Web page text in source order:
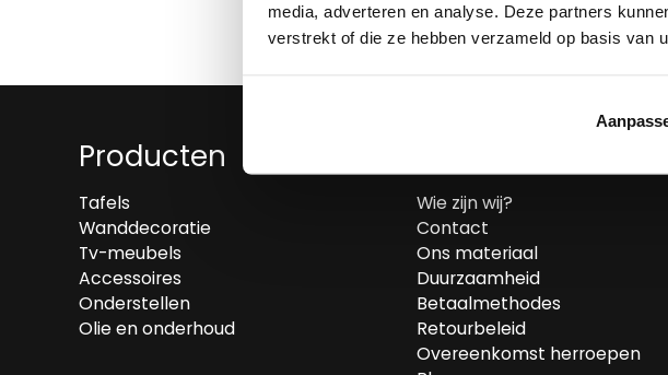
media, adverteren en analyse. Deze partners
verstrekt of die ze hebben verzameld op basis van
Producten
Tafels
Wanddecoratie
Tv-meubels
Accessoires
Onderstellen
Olie en onderhoud
Wie zijn wij?
Contact
Ons materiaal
Duurzaamheid
Betaalmethodes
Retourbeleid
Overeenkomst herroepen